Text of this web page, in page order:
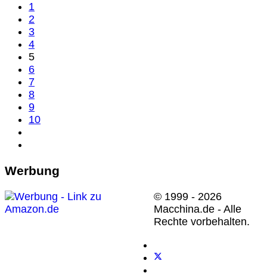
1
2
3
4
5
6
7
8
9
10
Werbung
© 1999 - 2026
Macchina.de - Alle
Rechte vorbehalten.